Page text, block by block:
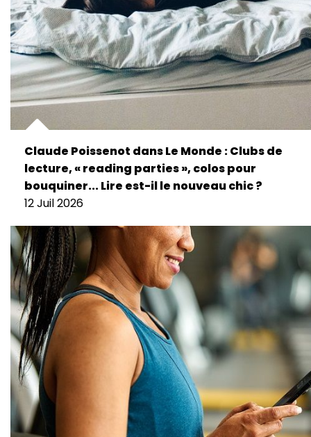
Claude Poissenot dans Le Monde : Clubs de
lecture, « reading parties », colos pour
bouquiner... Lire est-il le nouveau chic ?
12 Juil 2026